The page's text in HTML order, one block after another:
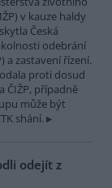
v kauze haldy
Česká
odebrání
a zastavení řízení.
proti dosud
ČIŽP, případně
může být
shání.
odejít z